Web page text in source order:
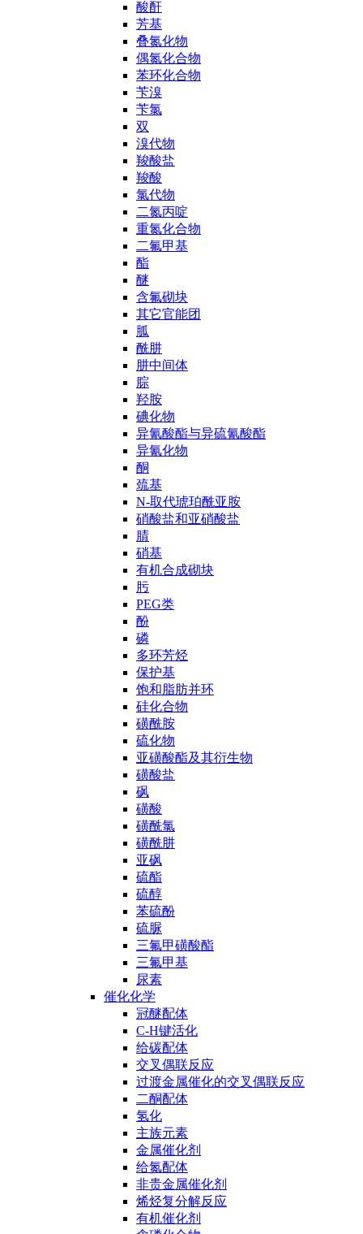
酸酐
芳基
叠氮化物
偶氮化合物
苯环化合物
苄溴
苄氯
双
溴代物
羧酸盐
羧酸
氯代物
二氮丙啶
重氮化合物
二氟甲基
酯
醚
含氟砌块
其它官能团
胍
酰肼
肼中间体
腙
羟胺
碘化物
异氰酸酯与异硫氰酸酯
异氰化物
酮
巯基
N-取代琥珀酰亚胺
硝酸盐和亚硝酸盐
腈
硝基
有机合成砌块
肟
PEG类
酚
磷
多环芳烃
保护基
饱和脂肪并环
硅化合物
磺酰胺
硫化物
亚磺酸酯及其衍生物
磺酸盐
砜
磺酸
磺酰氯
磺酰肼
亚砜
硫酯
硫醇
苯硫酚
硫脲
三氟甲磺酸酯
三氟甲基
尿素
催化化学
冠醚配体
C-H键活化
给碳配体
交叉偶联反应
过渡金属催化的交叉偶联反应
二酮配体
氢化
主族元素
金属催化剂
给氮配体
非贵金属催化剂
烯烃复分解反应
有机催化剂